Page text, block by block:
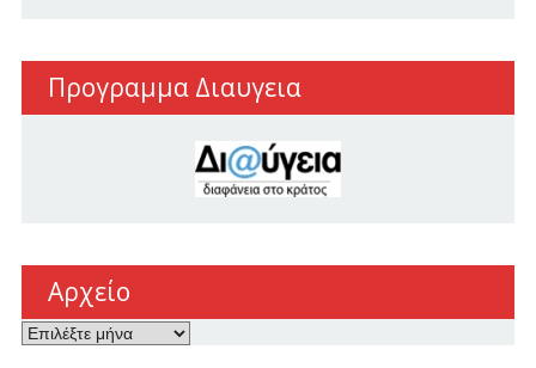
Προγραμμα Διαυγεια
Αρχείο
Αρχείο